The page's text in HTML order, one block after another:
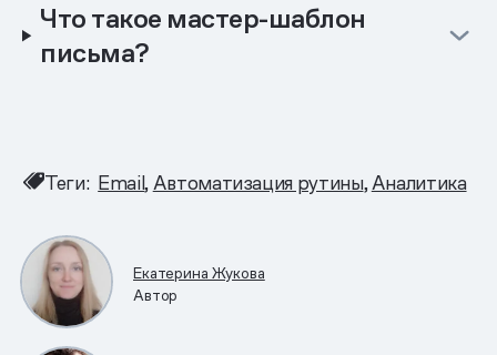
Что такое мастер-шаблон
письма?
Теги: Email Автоматизация рутины Аналитика
Екатерина Жукова
Автор